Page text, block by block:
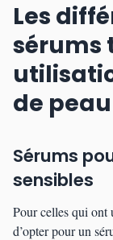
Les
sérums
de peau
Sérums
sensibles
Pour celles qui ont
d’opter pour un